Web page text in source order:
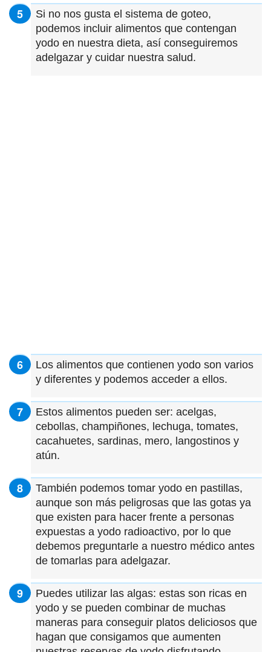
Si no nos gusta el sistema de goteo,
podemos incluir alimentos que contengan
yodo en nuestra dieta, así conseguiremos
adelgazar y cuidar nuestra salud.
Los alimentos que contienen yodo son varios
y diferentes y podemos acceder a ellos.
Estos alimentos pueden ser: acelgas,
cebollas, champiñones, lechuga, tomates,
cacahuetes, sardinas, mero, langostinos y
atún.
También podemos tomar yodo en pastillas,
aunque son más peligrosas que las gotas ya
que existen para hacer frente a personas
expuestas a yodo radioactivo, por lo que
debemos preguntarle a nuestro médico antes
de tomarlas para adelgazar.
Puedes utilizar las algas: estas son ricas en
yodo y se pueden combinar de muchas
maneras para conseguir platos deliciosos que
hagan que consigamos que aumenten